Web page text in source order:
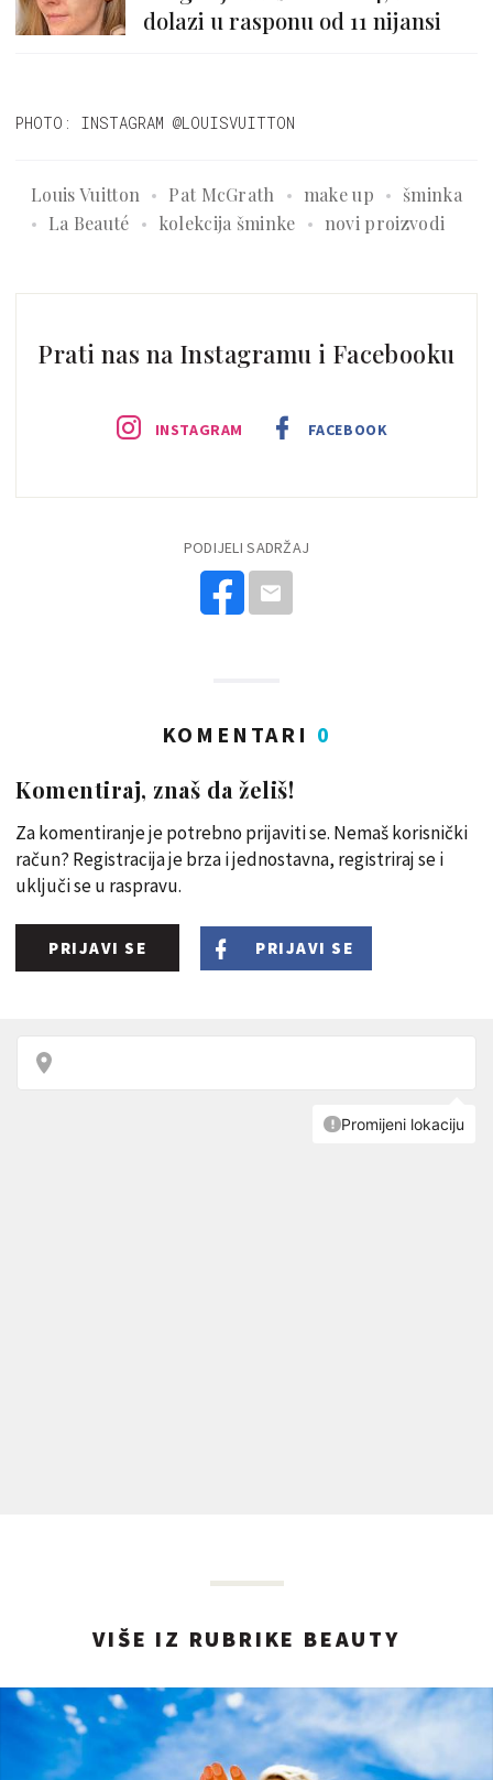
dolazi u rasponu od 11 nijansi
PHOTO: INSTAGRAM @LOUISVUITTON
Louis Vuitton Pat McGrath make up
šminka
La Beauté
kolekcija šminke novi proizvodi
Prati nas na Instagramu i Facebooku
INSTAGRAM FACEBOOK
PODIJELI SADRŽAJ
KOMENTARI 0
Komentiraj, znaš da želiš!
Za komentiranje je potrebno prijaviti se. Nemaš korisnički
račun? Registracija je brza i jednostavna, registriraj se i
uključi se u raspravu.
PRIJAVI SE PRIJAVI SE
VIŠE IZ RUBRIKE BEAUTY